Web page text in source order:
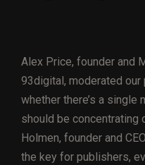
Alex Price, founder and
93digital, moderated
whether there’s a
should be concentrating
Holmen, founder and
the key for publishers,